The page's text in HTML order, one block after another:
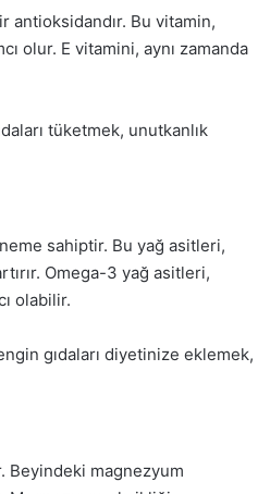
antioksidandır. Bu vitamin,
olur. E vitamini, aynı zamanda
tüketmek, unutkanlık
sahiptir. Bu yağ asitleri,
Omega-3 yağ asitleri,
olabilir.
gıdaları diyetinize eklemek,
magnezyum